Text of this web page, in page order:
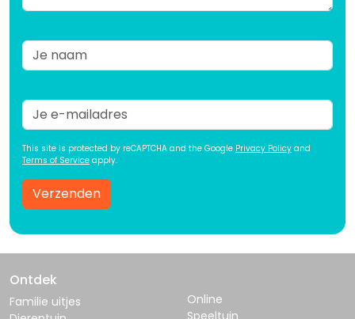
This site is protected by reCAPTCHA and the Google Privacy Policy and
Terms of Service apply.
Verzenden
Ontdek
Familie uitjes
Online